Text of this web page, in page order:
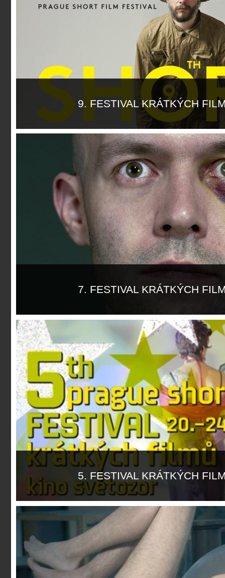
9. FESTIVAL KRÁTKÝCH
Více informací
7. FESTIVAL KRÁTKÝCH
Více informací
5. FESTIVAL KRÁTKÝCH
Více informací